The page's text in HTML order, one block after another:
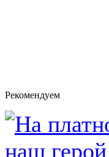
Рекомендуем